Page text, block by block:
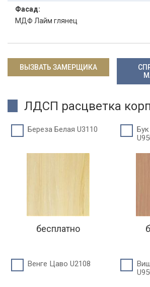
Фасад:
МДФ Лайм глянец
ВЫЗВАТЬ ЗАМЕРЩИКА
ЛДСП расцветка
Береза Белая U3110
бесплатно
Венге Цаво U2108